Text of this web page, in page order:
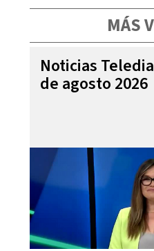
MÁS
Noticias
de agosto 2026